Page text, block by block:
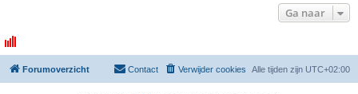
Ga naar
Forumoverzicht Alle tijden zijn UTC+02:00
Verwijder cookies
Contact